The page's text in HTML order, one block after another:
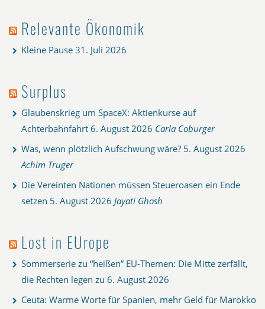
Relevante Ökonomik
Kleine Pause 31. Juli 2026
Surplus
Glaubenskrieg um SpaceX: Aktienkurse auf
Achterbahnfahrt 6. August 2026 Carla Coburger
Was, wenn plötzlich Aufschwung wäre? 5. August 2026
Achim Truger
Die Vereinten Nationen müssen Steueroasen ein Ende
setzen 5. August 2026 Jayati Ghosh
Lost in EUrope
Sommerserie zu “heißen” EU-Themen: Die Mitte zerfällt,
die Rechten legen zu 6. August 2026
Ceuta: Warme Worte für Spanien, mehr Geld für Marokko